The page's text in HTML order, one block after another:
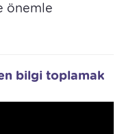
önemle
bilgi toplamak